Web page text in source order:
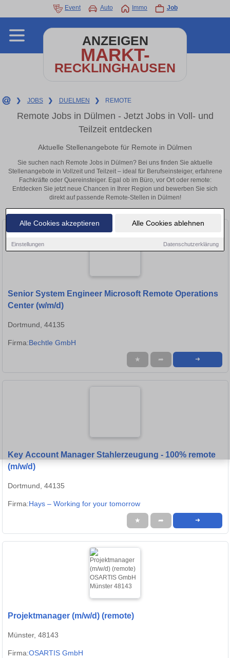
Alle Cookies akzeptieren Alle Cookies ablehnen
Einstellungen Datenschutzerklärung
Event Auto Immo Job
ANZEIGEN
MARKT-
RECKLINGHAUSEN
❯ JOBS ❯ DUELMEN ❯ REMOTE
Remote Jobs in Dülmen - Jetzt Jobs in Voll- und
Teilzeit entdecken
Aktuelle Stellenangebote für Remote in Dülmen
Sie suchen nach Remote Jobs in Dülmen? Bei uns finden Sie aktuelle
Stellenangebote in Vollzeit und Teilzeit – ideal für Berufseinsteiger, erfahrene
Fachkräfte oder Quereinsteiger. Egal ob im Büro, vor Ort oder remote:
Entdecken Sie jetzt neue Chancen in Ihrer Region und bewerben Sie sich
direkt auf passende Remote-Stellen in Dülmen!
Senior System Engineer Microsoft Remote Operations
Center (w/m/d)
Dortmund, 44135
Firma:Bechtle GmbH
★ ➦ ➜
Key Account Manager Stahlerzeugung - 100% remote
(m/w/d)
Dortmund, 44135
Firma:Hays – Working for your tomorrow
★ ➦ ➜
Projektmanager (m/w/d) (remote)
Münster, 48143
Firma:OSARTIS GmbH